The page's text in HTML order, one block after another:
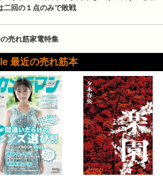
二回の１点のみで敗戦
売れ筋家電特集
最近の売れ筋本